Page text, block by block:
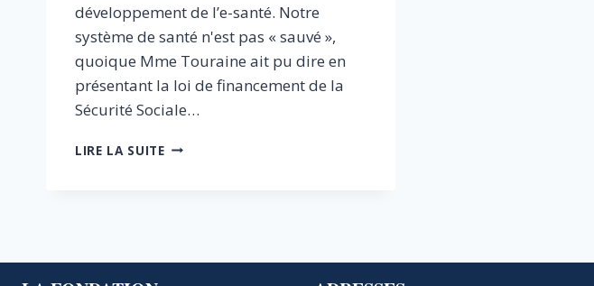
développement de l’e-santé. Notre
système de santé n'est pas « sauvé »,
quoique Mme Touraine ait pu dire en
présentant la loi de financement de la
Sécurité Sociale…
LIRE LA SUITECINQ
DE